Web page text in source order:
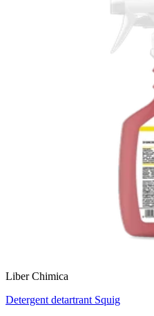
Liber Chimica
Detergent detartrant Squig